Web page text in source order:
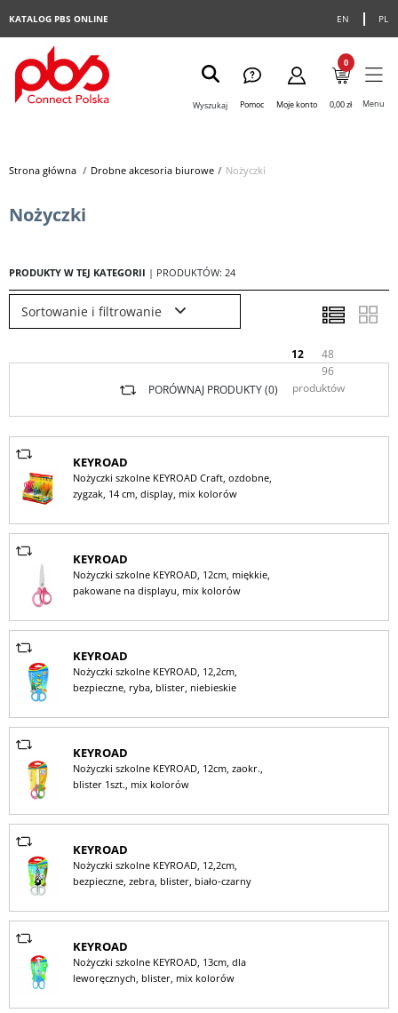
EN PL
KATALOG PBS ONLINE
Wyszukaj Pomoc Moje konto
0
0,00 zł Menu
Strona główna> Drobne akcesoria biurowe> Nożyczki
Nożyczki
PRODUKTY W TEJ KATEGORII | PRODUKTÓW: 24
Sortowanie i filtrowanie
12
48
96
produktów
PORÓWNAJ PRODUKTY (0)
KEYROAD
Nożyczki szkolne KEYROAD Craft, ozdobne,
zygzak, 14 cm, display, mix kolorów
KEYROAD
Nożyczki szkolne KEYROAD, 12cm, miękkie,
pakowane na displayu, mix kolorów
KEYROAD
Nożyczki szkolne KEYROAD, 12,2cm,
bezpieczne, ryba, blister, niebieskie
KEYROAD
Nożyczki szkolne KEYROAD, 12cm, zaokr.,
blister 1szt., mix kolorów
KEYROAD
Nożyczki szkolne KEYROAD, 12,2cm,
bezpieczne, zebra, blister, biało-czarny
KEYROAD
Nożyczki szkolne KEYROAD, 13cm, dla
leworęcznych, blister, mix kolorów